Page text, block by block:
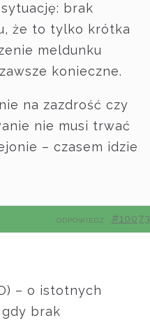
brak
że to tylko krótka
meldunku
konieczne.
na zazdrość czy
nie musi trwać
– czasem idzie
#10073
ODPOWIEDZ
– o istotnych
brak